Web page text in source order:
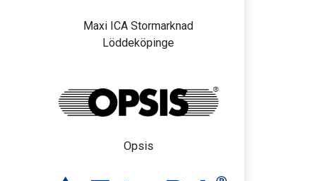
Maxi ICA Stormarknad
Löddeköpinge
Opsis